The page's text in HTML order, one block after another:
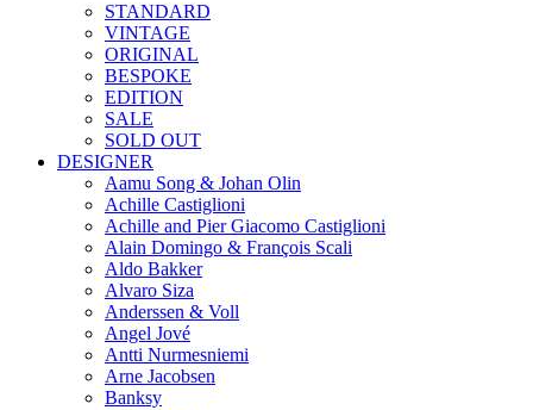
STANDARD
VINTAGE
ORIGINAL
BESPOKE
EDITION
SALE
SOLD OUT
DESIGNER
Aamu Song & Johan Olin
Achille Castiglioni
Achille and Pier Giacomo Castiglioni
Alain Domingo & François Scali
Aldo Bakker
Alvaro Siza
Anderssen & Voll
Angel Jové
Antti Nurmesniemi
Arne Jacobsen
Banksy